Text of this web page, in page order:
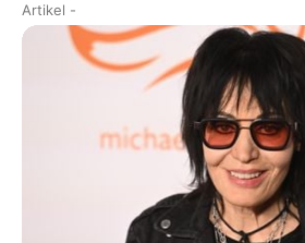
Artikel -